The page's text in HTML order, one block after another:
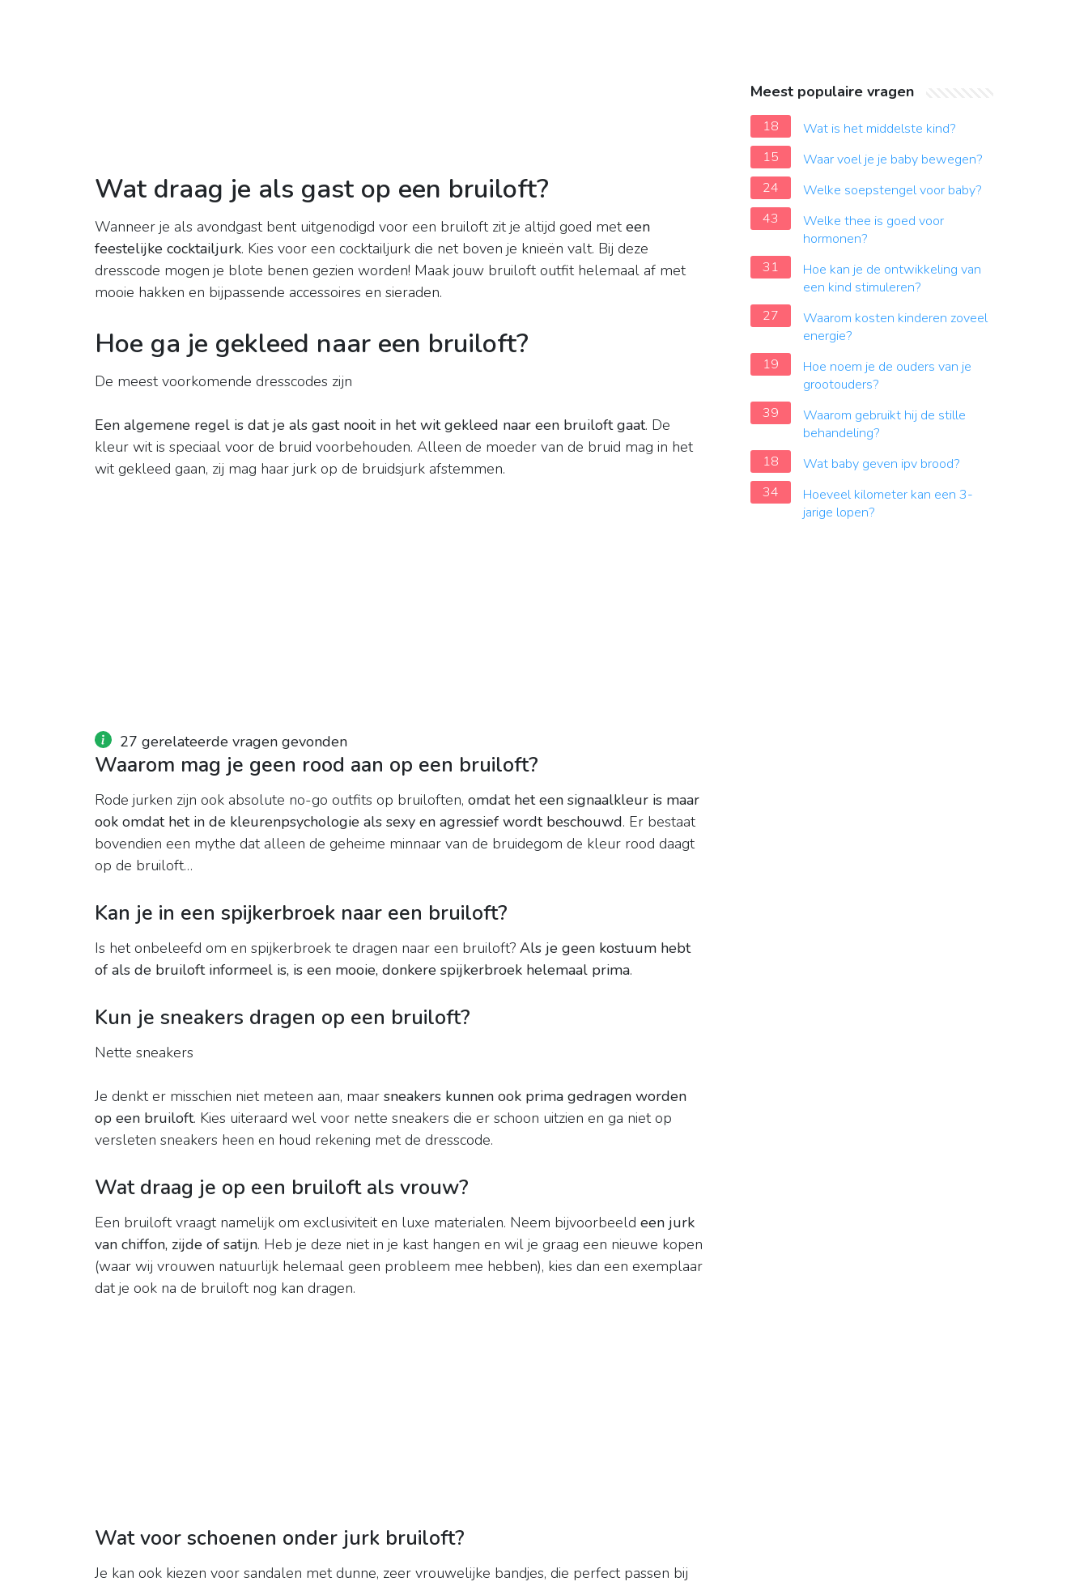
Wat draag je als gast op een bruiloft?
Wanneer je als avondgast bent uitgenodigd voor een bruiloft zit je altijd goed meteen
feestelijke cocktailjurk. Kies voor een cocktailjurk die net boven je knieën valt. Bij deze
dresscode mogen je blote benen gezien worden! Maak jouw bruiloft outfit helemaal af met
mooie hakken en bijpassende accessoires en sieraden.
Hoe ga je gekleed naar een bruiloft?
De meest voorkomende dresscodes zijn
Een algemene regel is dat je als gast nooit in het wit gekleed naar een bruiloft gaat. De
kleur wit is speciaal voor de bruid voorbehouden. Alleen de moeder van de bruid mag in het
wit gekleed gaan, zij mag haar jurk op de bruidsjurk afstemmen.
27 gerelateerde vragen gevonden
Waarom mag je geen rood aan op een bruiloft?
Rode jurken zijn ook absolute no-go outfits op bruiloften, omdat het een signaalkleur is maar
ook omdat het in de kleurenpsychologie als sexy en agressief wordt beschouwd. Er bestaat
bovendien een mythe dat alleen de geheime minnaar van de bruidegom de kleur rood daagt
op de bruiloft…
Kan je in een spijkerbroek naar een bruiloft?
Is het onbeleefd om en spijkerbroek te dragen naar een bruiloft? Als je geen kostuum hebt
of als de bruiloft informeel is, is een mooie, donkere spijkerbroek helemaal prima.
Kun je sneakers dragen op een bruiloft?
Nette sneakers
Je denkt er misschien niet meteen aan, maar sneakers kunnen ook prima gedragen worden
op een bruiloft. Kies uiteraard wel voor nette sneakers die er schoon uitzien en ga niet op
versleten sneakers heen en houd rekening met de dresscode.
Wat draag je op een bruiloft als vrouw?
Een bruiloft vraagt namelijk om exclusiviteit en luxe materialen. Neem bijvoorbeeld een jurk
van chiffon, zijde of satijn. Heb je deze niet in je kast hangen en wil je graag een nieuwe kopen
(waar wij vrouwen natuurlijk helemaal geen probleem mee hebben), kies dan een exemplaar
dat je ook na de bruiloft nog kan dragen.
Wat voor schoenen onder jurk bruiloft?
Je kan ook kiezen voor sandalen met dunne, zeer vrouwelijke bandjes, die perfect passen bij
Meest populaire vragen
18
Wat is het middelste kind?
15
Waar voel je je baby bewegen?
24
Welke soepstengel voor baby?
43
Welke thee is goed voor
hormonen?
31
Hoe kan je de ontwikkeling van
een kind stimuleren?
27
Waarom kosten kinderen zoveel
energie?
19
Hoe noem je de ouders van je
grootouders?
39
Waarom gebruikt hij de stille
behandeling?
18
Wat baby geven ipv brood?
34
Hoeveel kilometer kan een 3-
jarige lopen?